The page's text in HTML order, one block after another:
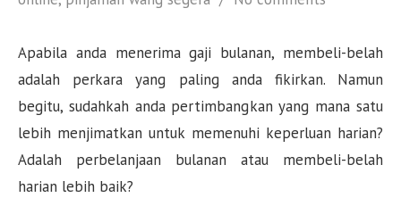
Apabila anda menerima gaji bulanan, membeli-belah
adalah perkara yang paling anda fikirkan. Namun
begitu, sudahkah anda pertimbangkan yang mana satu
lebih menjimatkan untuk memenuhi keperluan harian?
Adalah perbelanjaan bulanan atau membeli-belah
harian lebih baik?